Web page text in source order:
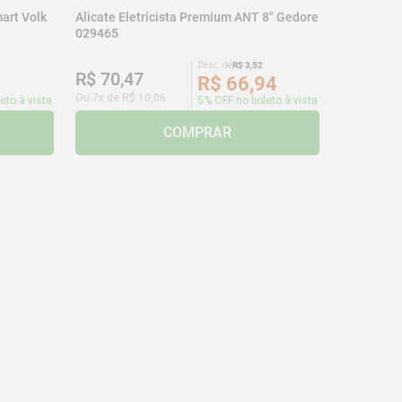
Volk
à vista
Alicate Eletricista Premium ANT 8" Gedore
029465
R$ 70,47
Ou7x de R$ 10 06
Desc. deR$ 3 52
R$ 66,94
5% OFF no boleto à vista
COMPRAR